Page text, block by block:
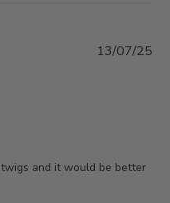
and it would be better
13/07/25